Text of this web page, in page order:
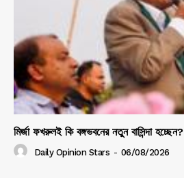
মির্জা ফখরুলই কি বঙ্গভবনের নতুন বাসিন্দা হচ্ছেন?
Daily Opinion Stars - 06/08/2026